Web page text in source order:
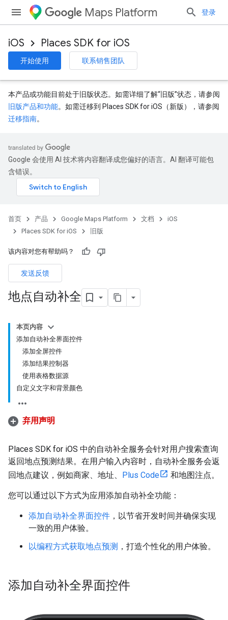
Maps Platform 登录
iOS Places SDK for iOS
开始使用 联系销售团队
本产品或功能目前处于旧版状态。如需详细了解“旧版”状态，请参阅
旧版产品和功能。如需迁移到 Places SDK for iOS（新版），请参阅
迁移指南。
Google 会使用 AI 技术将内容翻译成您偏好的语言。AI 翻译可能包
含错误。
首页 产品 Google Maps Platform 文档
iOS
Places SDK for iOS
旧版
该内容对您有帮助吗？
发送反馈
地点自动补全
本页内容
添加自动补全界面控件
添加全屏控件
添加结果控制器
使用表格数据源
自定义文字和背景颜色
弃用声明
Places SDK for iOS 中的自动补全服务会针对用户搜索查询
返回地点预测结果。在用户输入内容时，自动补全服务会返
回地点建议，例如商家、地址、 Plus Code 和地图注点。
您可以通过以下方式为应用添加自动补全功能：
添加自动补全界面控件 ，以节省开发时间并确保实现
一致的用户体验。
以编程方式获取地点预测 ，打造个性化的用户体验。
添加自动补全界面控件